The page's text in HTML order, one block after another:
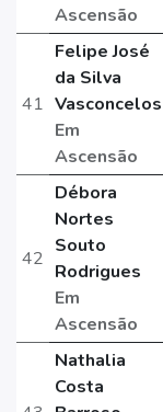
Ascensão
41
Felipe José
da Silva
Vasconcelos
Em
Ascensão
42
Débora
Nortes
Souto
Rodrigues
Em
Ascensão
Nathalia
Costa